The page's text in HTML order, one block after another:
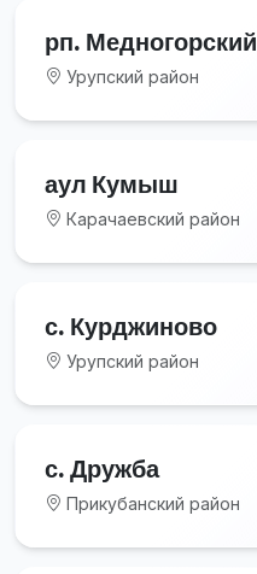
рп. Медногорский
Урупский район
аул Кумыш
Карачаевский район
с. Курджиново
Урупский район
с. Дружба
Прикубанский район